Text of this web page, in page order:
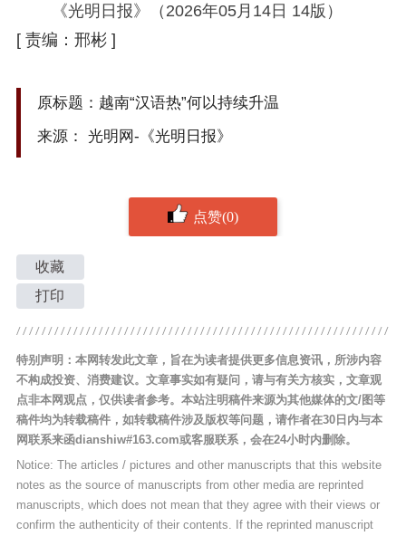
《光明日报》（2026年05月14日 14版）
[ 责编：邢彬]
原标题：越南“汉语热”何以持续升温
来源： 光明网-《光明日报》
点赞(0)
收藏
打印
特别声明：本网转发此文章，旨在为读者提供更多信息资讯，所涉内容
不构成投资、消费建议。文章事实如有疑问，请与有关方核实，文章观
点非本网观点，仅供读者参考。本站注明稿件来源为其他媒体的文/图等
稿件均为转载稿件，如转载稿件涉及版权等问题，请作者在30日内与本
网联系来函dianshiw#163.com或客服联系，会在24小时内删除。
Notice: The articles / pictures and other manuscripts that this website
notes as the source of manuscripts from other media are reprinted
manuscripts, which does not mean that they agree with their views or
confirm the authenticity of their contents. If the reprinted manuscript